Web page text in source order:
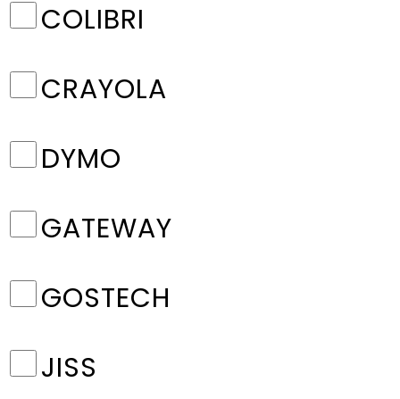
COLIBRI
CRAYOLA
DYMO
GATEWAY
GOSTECH
JISS